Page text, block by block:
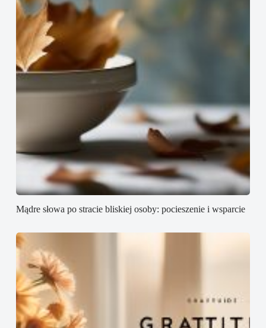
Mądre słowa po stracie bliskiej osoby: pocieszenie i wsparcie